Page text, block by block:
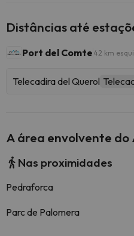
Distâncias até
Port del Comte 42 km
Telecadira del Querol
A área envolvente do
Nas proximidades
Pedraforca
Parc de Palomera